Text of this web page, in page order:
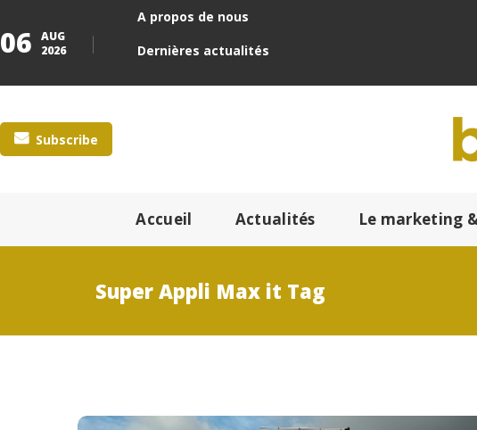
06
AUG
2026
A propos de nous
Dernières actualités
Subscribe
Accueil Actualités Le marketing
Super Appli Max it Tag